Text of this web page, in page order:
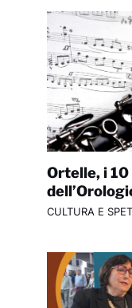
Ortelle, i 10
CULTURA E